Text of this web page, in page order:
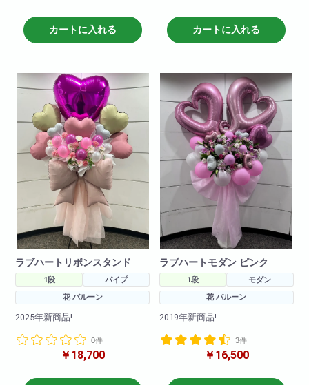
※サイズ高さ160センチ×70セン
チ
せ下さい!
※写真はイメージです
仕入れ状況により花材は変動い
たしますので
何卒ご了承ください。
カートに入れる
大人気の商品です!是非お試しく
ださいませ。
仕入れ状況により多少は変動い
たしますので
何卒ご了承ください。
カートに入れる
ラブハートリボンスタンド
1段
パイプ
花 バルーン
2025年新商品!
花を使用して
流行りのリボンも付いて可愛く
0件
￥18,700
ラブハートモダン ピンク
1段
モダン
花 バルーン
2019年新商品!
花を使用してリボンも付けて
おしゃれなモダンスタンドと組
大人気の商品です!是非お試しく
3件
￥16,500